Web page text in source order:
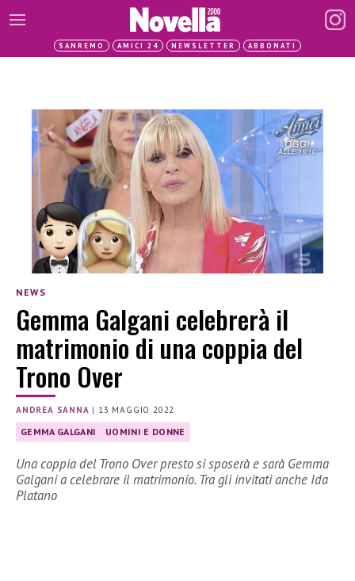
SANREMO AMICI 24 NEWSLETTER ABBONATI
NEWS
Gemma Galgani celebrerà il
matrimonio di una coppia del
Trono Over
ANDREA SANNA | 13 MAGGIO 2022
GEMMA GALGANI UOMINI E DONNE
Una coppia del Trono Over presto si sposerà e sarà Gemma
Galgani a celebrare il matrimonio. Tra gli invitati anche Ida
Platano